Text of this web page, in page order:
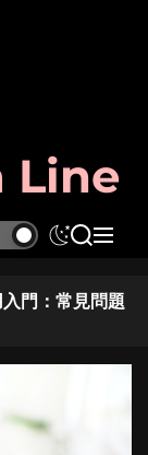
Line
S
i
l
o
S
a
r
M
n
u
門：常見問題